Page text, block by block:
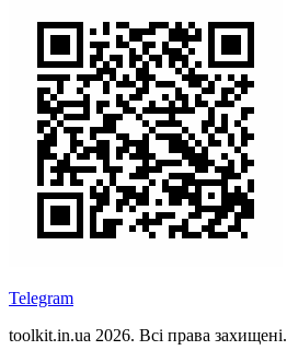
Telegram
toolkit.in.ua 2026. Всі права захищені.